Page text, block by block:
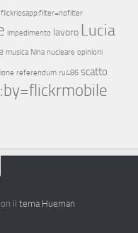
flickriosapp:filter=nofilter
impedimento lavoro Lucia
musica Nina nucleare opinioni
referendum ru486 scatto
il tema Hueman